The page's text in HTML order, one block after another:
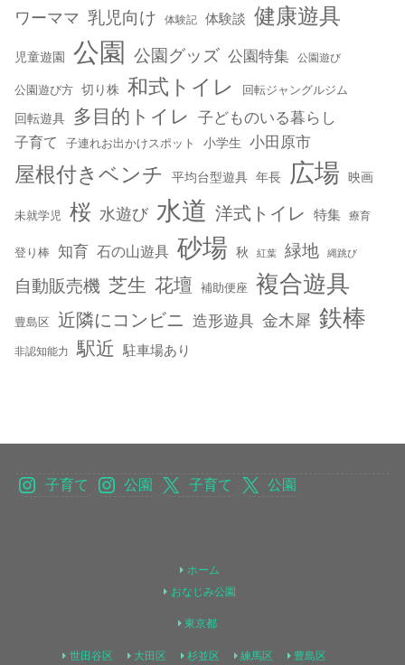
ワーママ 乳児向け 体験記 体験談 健康遊具
児童遊園 公園 公園グッズ 公園特集 公園遊び
公園遊び方 切り株 和式トイレ 回転ジャングルジム
回転遊具 多目的トイレ 子どものいる暮らし
子育て 子連れお出かけスポット 小学生 小田原市
屋根付きベンチ 平均台型遊具 年長 広場 映画
未就学児 桜 水遊び 水道 洋式トイレ 特集 療育
登り棒 知育 石の山遊具 砂場 秋 紅葉 緑地 縄跳び
自動販売機 芝生 花壇 補助便座 複合遊具
豊島区 近隣にコンビニ 造形遊具 金木犀 鉄棒
非認知能力 駅近 駐車場あり
子育て 公園 子育て 公園
ホーム
おなじみ公園
東京都
世田谷区 大田区 杉並区 練馬区 豊島区